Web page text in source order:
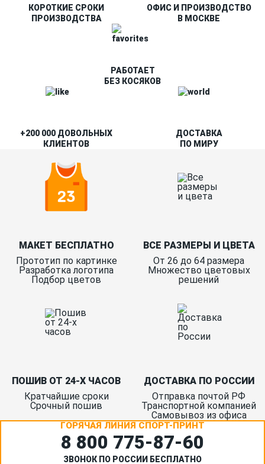
КОРОТКИЕ СРОКИ
ПРОИЗВОДСТВА
ОФИС И ПРОИЗВОДСТВО
В МОСКВЕ
РАБОТАЕТ
БЕЗ КОСЯКОВ
+200 000 ДОВОЛЬНЫХ
КЛИЕНТОВ
ДОСТАВКА
ПО МИРУ
МАКЕТ БЕСПЛАТНО
Прототип по картинке
Разработка логотипа
Подбор цветов
ВСЕ РАЗМЕРЫ И ЦВЕТА
От 26 до 64 размера
Множество цветовых
решений
ПОШИВ ОТ 24-Х ЧАСОВ
Кратчайшие сроки
Срочный пошив
ДОСТАВКА ПО РОССИИ
Отправка почтой РФ
Транспортной компанией
Самовывоз из офиса
ГОРЯЧАЯ ЛИНИЯ СПОРТ-ПРИНТ
8 800 775‑87-60
ЗВОНОК ПО РОССИИ БЕСПЛАТНО